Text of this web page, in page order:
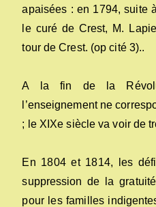
apaisées : en 1794, suite
le curé de Crest, M.
tour de Crest. (op cité 3)..
A la fin de la
l’enseignement ne
; le XIXe siècle va voir de
En 1804 et 1814, les
suppression de la
pour les familles